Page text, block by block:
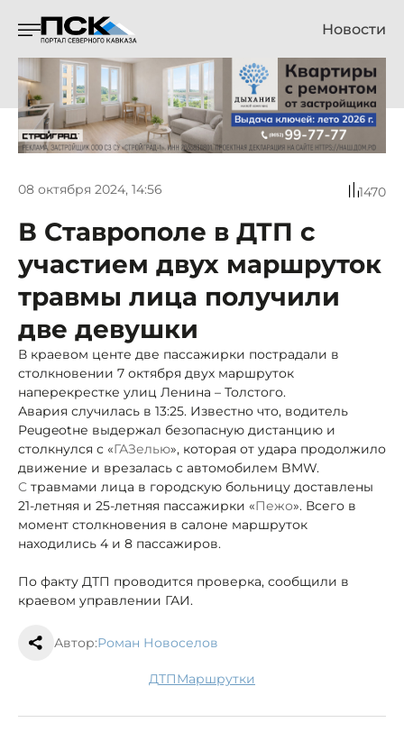
Новости
08 октября 2024, 14:56 1470
В Ставрополе в ДТП с
участием двух маршруток
травмы лица получили
две девушки
В краевом центе две пассажирки пострадали в
столкновении 7 октября двух маршруток
наперекрестке улиц Ленина – Толстого.
Авария случилась в 13:25. Известно что, водитель
Peugeotне выдержал безопасную дистанцию и
столкнулся с «ГАЗелью», которая от удара продолжило
движение и врезалась с автомобилем BMW.
C травмами лица в городскую больницу доставлены
21-летняя и 25-летняя пассажирки «Пежо». Всего в
момент столкновения в салоне маршруток
находились 4 и 8 пассажиров.
По факту ДТП проводится проверка, сообщили в
краевом управлении ГАИ.
Автор:Роман Новоселов
ДТП маршрутки